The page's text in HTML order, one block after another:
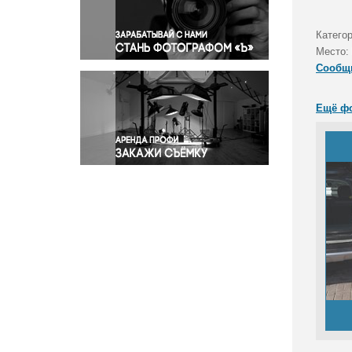
Правосудие
Происшествия и конфликты
Религия
Светская жизнь
Спорт
Экология
Экономика и бизнес
Место:
Ещё